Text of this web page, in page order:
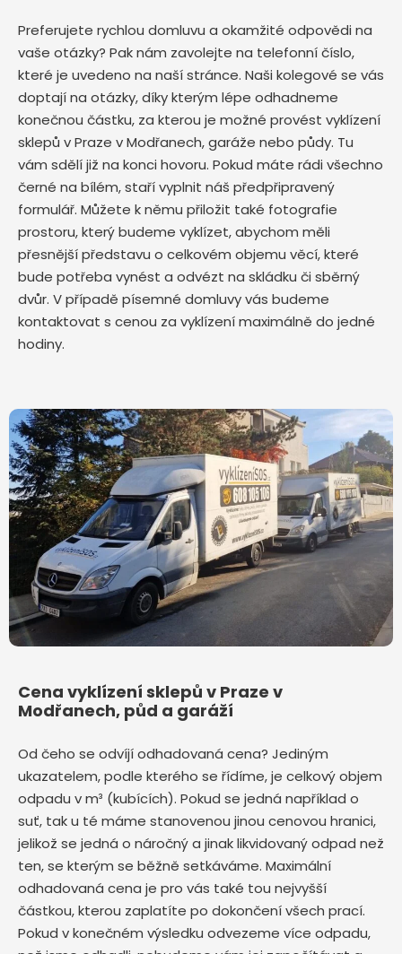
Preferujete rychlou domluvu a okamžité odpovědi na
vaše otázky? Pak nám zavolejte na telefonní číslo,
které je uvedeno na naší stránce. Naši kolegové se vás
doptají na otázky, díky kterým lépe odhadneme
konečnou částku, za kterou je možné provést vyklízení
sklepů v Praze v Modřanech, garáže nebo půdy. Tu
vám sdělí již na konci hovoru. Pokud máte rádi všechno
černé na bílém, staří vyplnit náš předpřipravený
formulář. Můžete k němu přiložit také fotografie
prostoru, který budeme vyklízet, abychom měli
přesnější představu o celkovém objemu věcí, které
bude potřeba vynést a odvézt na skládku či sběrný
dvůr. V případě písemné domluvy vás budeme
kontaktovat s cenou za vyklízení maximálně do jedné
hodiny.
Cena vyklízení sklepů v Praze v
Modřanech, půd a garáží
Od čeho se odvíjí odhadovaná cena? Jediným
ukazatelem, podle kterého se řídíme, je celkový objem
odpadu v m³ (kubících). Pokud se jedná například o
suť, tak u té máme stanovenou jinou cenovou hranici,
jelikož se jedná o náročný a jinak likvidovaný odpad než
ten, se kterým se běžně setkáváme. Maximální
odhadovaná cena je pro vás také tou nejvyšší
částkou, kterou zaplatíte po dokončení všech prací.
Pokud v konečném výsledku odvezeme více odpadu,